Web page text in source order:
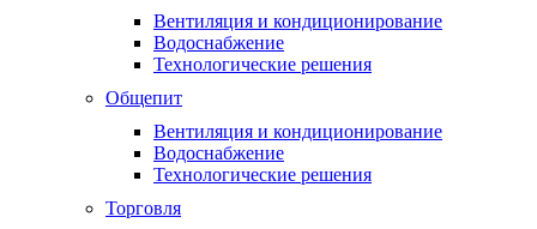
Вентиляция и кондиционирование
Водоснабжение
Технологические решения
Общепит
Вентиляция и кондиционирование
Водоснабжение
Технологические решения
Торговля